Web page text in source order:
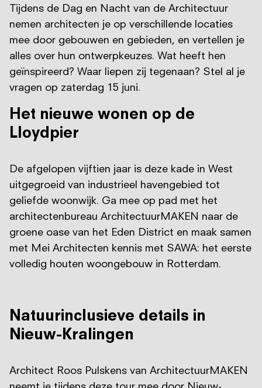
Tijdens de Dag en Nacht van de Architectuur
nemen architecten je op verschillende locaties
mee door gebouwen en gebieden, en vertellen je
alles over hun ontwerpkeuzes. Wat heeft hen
geïnspireerd? Waar liepen zij tegenaan? Stel al je
vragen op zaterdag 15 juni.
Het nieuwe wonen op de
Lloydpier
De afgelopen vijftien jaar is deze kade in West
uitgegroeid van industrieel havengebied tot
geliefde woonwijk. Ga mee op pad met het
architectenbureau ArchitectuurMAKEN naar de
groene oase van het Eden District en maak samen
met Mei Architecten kennis met SAWA: het eerste
volledig houten woongebouw in Rotterdam.
Natuurinclusieve details in
Nieuw-Kralingen
Architect Roos Pulskens van ArchitectuurMAKEN